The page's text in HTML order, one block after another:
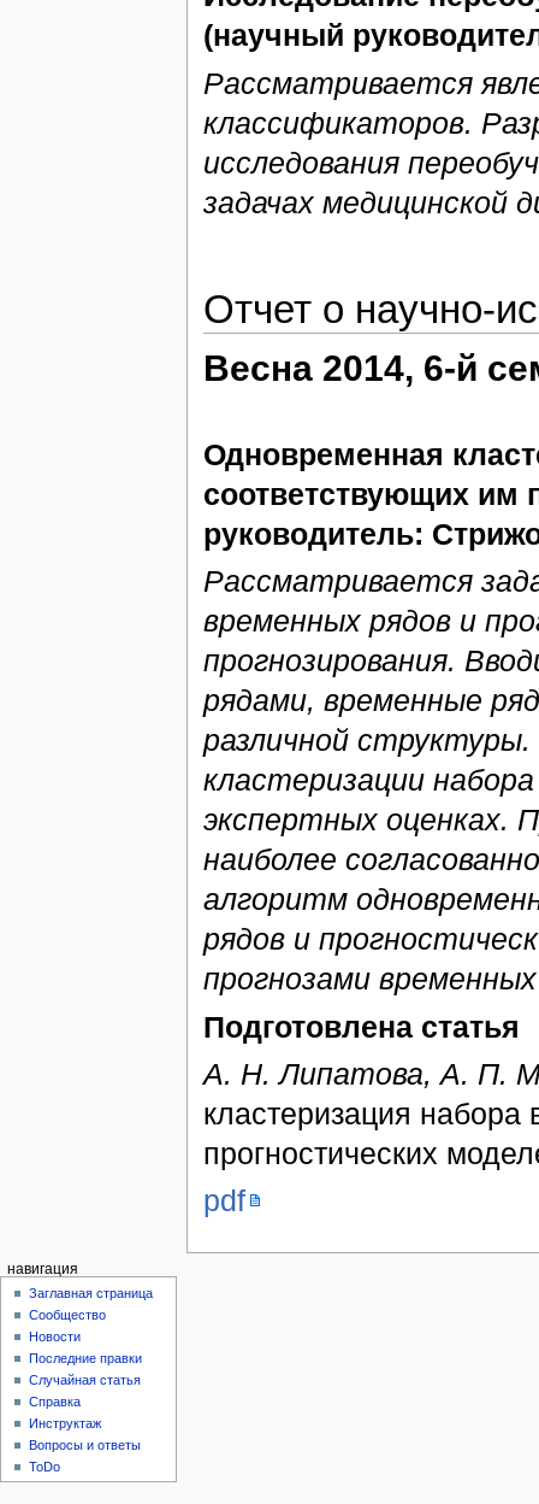
(научный
Рассматривается
классификаторов.
исследования
задачах медицинской
Отчет о научно-
Весна 2014, 6-й
Одновременная
соответствующих им
руководитель:
Рассматривается
временных рядов и
прогнозирования.
рядами, временные
различной структуры.
кластеризации
экспертных оценках.
наиболее
алгоритм
рядов и
прогнозами
Подготовлена статья
А. Н. Липатова, А. П.
кластеризация
прогностических
pdf
навигация
Заглавная страница
Сообщество
Новости
Последние правки
Случайная статья
Справка
Инструктаж
Вопросы и ответы
ToDo